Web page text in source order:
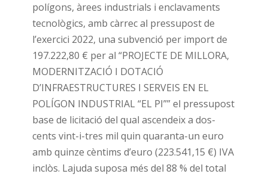
polígons, àrees industrials i enclavaments
tecnològics, amb càrrec al pressupost de
l’exercici 2022, una subvenció per import de
197.222,80 € per al “PROJECTE DE MILLORA,
MODERNITZACIÓ I DOTACIÓ
D’INFRAESTRUCTURES I SERVEIS EN EL
POLÍGON INDUSTRIAL “EL PI”” el pressupost
base de licitació del qual ascendeix a dos-
cents vint-i-tres mil quin quaranta-un euro
amb quinze cèntims d’euro (223.541,15 €) IVA
inclòs. Lajuda suposa més del 88 % del total